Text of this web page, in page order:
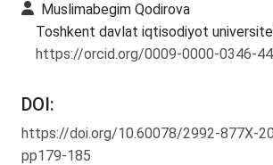
Muslimabegim Qodirova
Toshkent davlat iqtisodiyot
https://orcid.org/0009-0000-0346-
DOI:
https://doi.org/10.60078/2992-877X-
pp179-185